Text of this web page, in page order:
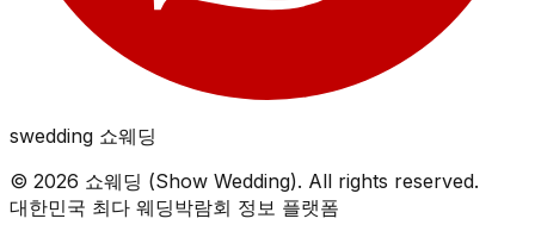
swedding 쇼웨딩
© 2026 쇼웨딩 (Show Wedding). All rights reserved.
대한민국 최다 웨딩박람회 정보 플랫폼